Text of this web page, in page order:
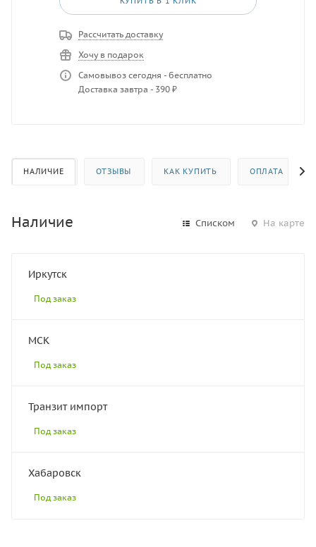
Рассчитать доставку
Хочу в подарок
Самовывоз сегодня - бесплатно
Доставка завтра - 390 ₽
НАЛИЧИЕ ОТЗЫВЫ КАК КУПИТЬ ОПЛАТА
Наличие Списком На карте
Иркутск
Под заказ
МСК
Под заказ
Транзит импорт
Под заказ
Хабаровск
Под заказ